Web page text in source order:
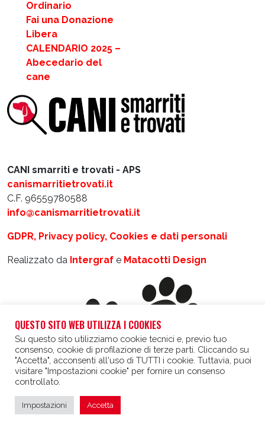
CANI smarriti e trovati - APS
canismarritietrovati.it
C.F. 96559780588
info@canismarritietrovati.it
GDPR, Privacy policy, Cookies e dati personali
Realizzato da Intergraf e Matacotti Design
Ordinario
Fai una Donazione
Libera
CALENDARIO 2025 –
Abecedario del
cane
QUESTO SITO WEB UTILIZZA I COOKIES
Su questo sito utilizziamo cookie tecnici e, previo tuo
consenso, cookie di profilazione di terze parti. Cliccando su
"Accetta", acconsenti all'uso di TUTTI i cookie. Tuttavia, puoi
visitare "Impostazioni cookie" per fornire un consenso
controllato.
Impostazioni Accetta